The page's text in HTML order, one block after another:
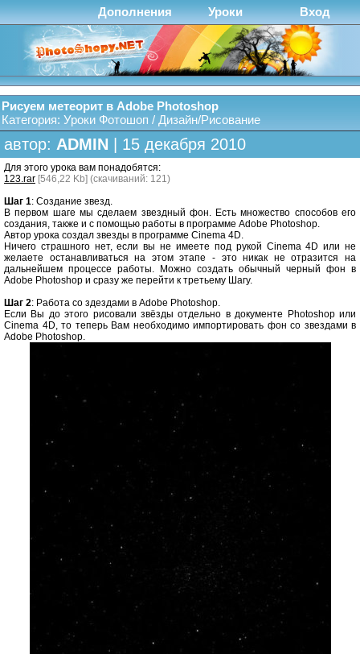
Дополнения Уроки Вход
Рисуем метеорит в Adobe Photoshop
Категория: Уроки Фотошоп / Дизайн/Рисование
автор: ADMIN | 15 декабря 2010
Для этого урока вам понадобятся:
123.rar [546,22 Kb] (cкачиваний: 121)
Шаг 1: Создание звезд.
В первом шаге мы сделаем звездный фон. Есть множество способов его
создания, также и с помощью работы в программе Adobe Photoshop.
Автор урока создал звезды в программе Cinema 4D.
Ничего страшного нет, если вы не имеете под рукой Cinema 4D или не
желаете останавливаться на этом этапе - это никак не отразится на
дальнейшем процессе работы. Можно создать обычный черный фон в
Adobe Photoshop и сразу же перейти к третьему Шагу.
Шаг 2: Работа со здездами в Adobe Photoshop.
Если Вы до этого рисовали звёзды отдельно в документе Photoshop или
Cinema 4D, то теперь Вам необходимо импортировать фон со звездами в
Adobe Photoshop.